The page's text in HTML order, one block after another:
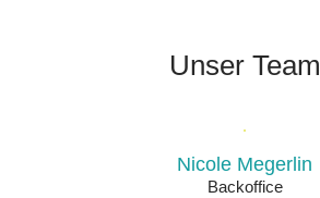
Unser Team
Nicole Megerlin
Backoffice